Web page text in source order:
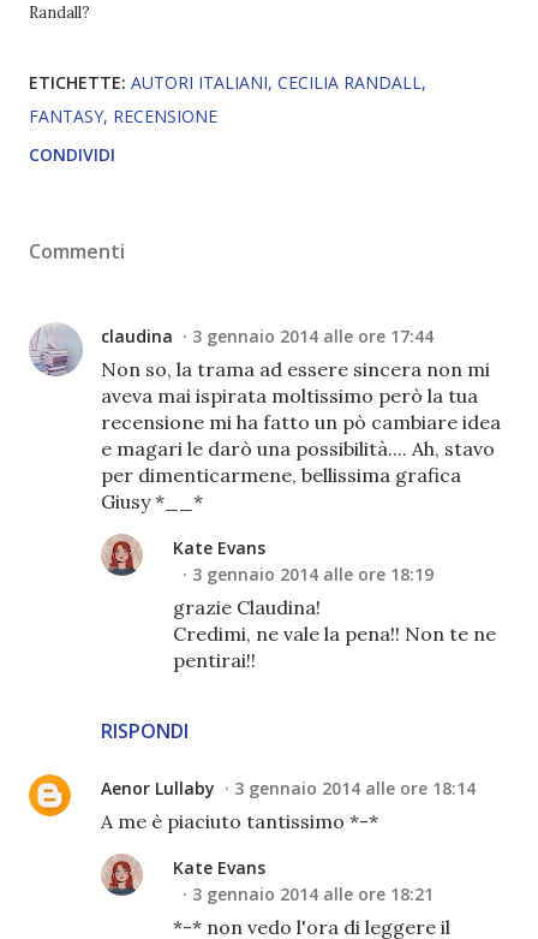
Randall?
ETICHETTE: AUTORI ITALIANI CECILIA RANDALL
FANTASY RECENSIONE
CONDIVIDI
Commenti
claudina 3 gennaio 2014 alle ore 17:44
Non so, la trama ad essere sincera non mi
aveva mai ispirata moltissimo però la tua
recensione mi ha fatto un pò cambiare idea
e magari le darò una possibilità.... Ah, stavo
per dimenticarmene, bellissima grafica
Giusy *__*
RISPONDI
Kate Evans
3 gennaio 2014 alle ore 18:19
grazie Claudina!
Credimi, ne vale la pena!! Non te ne
pentirai!!
Aenor Lullaby 3 gennaio 2014 alle ore 18:14
A me è piaciuto tantissimo *-*
Kate Evans
3 gennaio 2014 alle ore 18:21
*-* non vedo l'ora di leggere il